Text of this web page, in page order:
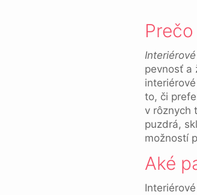
pevnosť a
to, či
v rôznych
puzdrá,
možností
Aké